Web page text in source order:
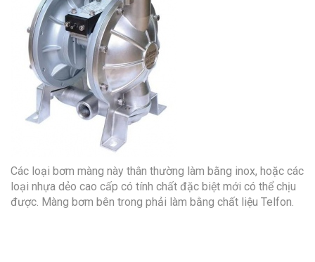
Các loại bơm màng này thân thường làm bằng inox, hoặc các
loại nhựa dẻo cao cấp có tính chất đặc biệt mới có thể chịu
được. Màng bơm bên trong phải làm bằng chất liệu Telfon.